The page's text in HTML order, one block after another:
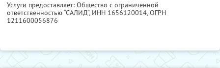
Услуги предоставляет: Общество с ограниченной
ответственностью “САЛИД”, ИНН 1656120014, ОГРН
1211600056876